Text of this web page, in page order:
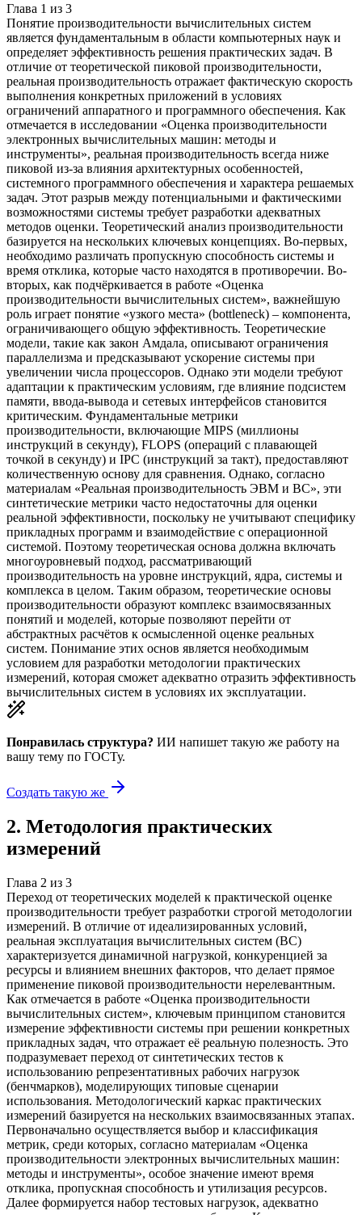
Глава 1 из 3
Понятие производительности вычислительных систем
является фундаментальным в области компьютерных наук и
определяет эффективность решения практических задач. В
отличие от теоретической пиковой производительности,
реальная производительность отражает фактическую скорость
выполнения конкретных приложений в условиях
ограничений аппаратного и программного обеспечения. Как
отмечается в исследовании «Оценка производительности
электронных вычислительных машин: методы и
инструменты», реальная производительность всегда ниже
пиковой из-за влияния архитектурных особенностей,
системного программного обеспечения и характера решаемых
задач. Этот разрыв между потенциальными и фактическими
возможностями системы требует разработки адекватных
методов оценки. Теоретический анализ производительности
базируется на нескольких ключевых концепциях. Во-первых,
необходимо различать пропускную способность системы и
время отклика, которые часто находятся в противоречии. Во-
вторых, как подчёркивается в работе «Оценка
производительности вычислительных систем», важнейшую
роль играет понятие «узкого места» (bottleneck) – компонента,
ограничивающего общую эффективность. Теоретические
модели, такие как закон Амдала, описывают ограничения
параллелизма и предсказывают ускорение системы при
увеличении числа процессоров. Однако эти модели требуют
адаптации к практическим условиям, где влияние подсистем
памяти, ввода-вывода и сетевых интерфейсов становится
критическим. Фундаментальные метрики
производительности, включающие MIPS (миллионы
инструкций в секунду), FLOPS (операций с плавающей
точкой в секунду) и IPC (инструкций за такт), предоставляют
количественную основу для сравнения. Однако, согласно
материалам «Реальная производительность ЭВМ и ВС», эти
синтетические метрики часто недостаточны для оценки
реальной эффективности, поскольку не учитывают специфику
прикладных программ и взаимодействие с операционной
системой. Поэтому теоретическая основа должна включать
многоуровневый подход, рассматривающий
производительность на уровне инструкций, ядра, системы и
комплекса в целом. Таким образом, теоретические основы
производительности образуют комплекс взаимосвязанных
понятий и моделей, которые позволяют перейти от
абстрактных расчётов к осмысленной оценке реальных
систем. Понимание этих основ является необходимым
условием для разработки методологии практических
измерений, которая сможет адекватно отразить эффективность
вычислительных систем в условиях их эксплуатации.
Понравилась структура? ИИ напишет такую же работу на
вашу тему по ГОСТу.
Создать такую же
2. Методология практических
измерений
Глава 2 из 3
Переход от теоретических моделей к практической оценке
производительности требует разработки строгой методологии
измерений. В отличие от идеализированных условий,
реальная эксплуатация вычислительных систем (ВС)
характеризуется динамичной нагрузкой, конкуренцией за
ресурсы и влиянием внешних факторов, что делает прямое
применение пиковой производительности нерелевантным.
Как отмечается в работе «Оценка производительности
вычислительных систем», ключевым принципом становится
измерение эффективности системы при решении конкретных
прикладных задач, что отражает её реальную полезность. Это
подразумевает переход от синтетических тестов к
использованию репрезентативных рабочих нагрузок
(бенчмарков), моделирующих типовые сценарии
использования. Методологический каркас практических
измерений базируется на нескольких взаимосвязанных этапах.
Первоначально осуществляется выбор и классификация
метрик, среди которых, согласно материалам «Оценка
производительности электронных вычислительных машин:
методы и инструменты», особое значение имеют время
отклика, пропускная способность и утилизация ресурсов.
Далее формируется набор тестовых нагрузок, адекватно